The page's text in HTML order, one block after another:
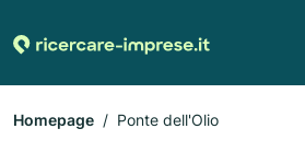
Homepage Ponte dell'Olio